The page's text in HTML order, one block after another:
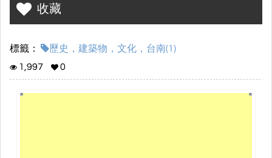
計感的現代文化場域。同時，希望藉由此電子書，提升讀者對台南
多元文化面貌的認識，並引發對城市空間與建築設計的關注與興
收藏
標籤：
歷史，建築物，文化，台南(1)
1,997
0